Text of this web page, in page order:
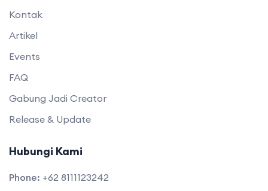
Kontak
Artikel
Events
FAQ
Gabung Jadi Creator
Release & Update
Hubungi Kami
Phone: +62 8111123242